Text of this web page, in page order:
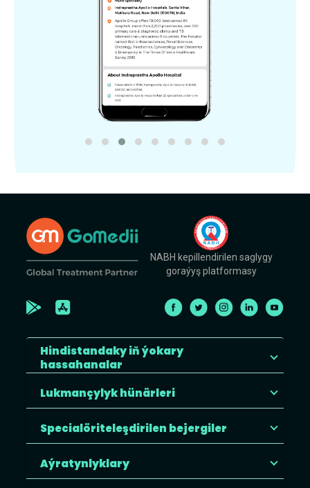
NABH kepillendirilen saglygy
goraýyş platformasy
Hindistandaky iň ýokary
hassahanalar
Lukmançylyk hünärleri
Specialöriteleşdirilen bejergiler
Aýratynlyklary